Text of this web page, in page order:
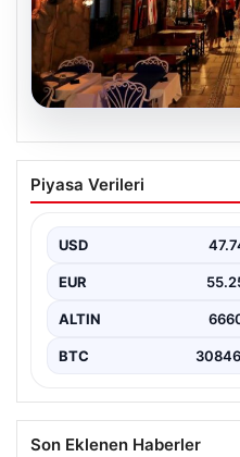
08.08.2026
Normalde 500 kişi
aylarında nüfus 100
Piyasa Verileri
USD
EUR
ALTIN
BTC
Son Eklenen Haberler